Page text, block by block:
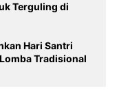
Terguling di
Hari Santri
Berbagai Lomba Tradisional